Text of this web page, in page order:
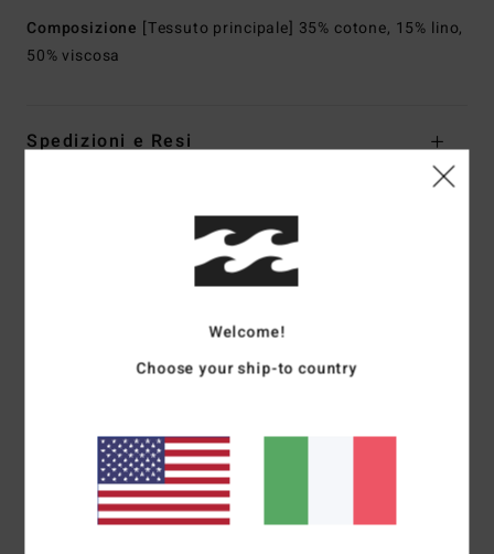
Composizione [Tessuto principale] 35% cotone, 15% lino,
50% viscosa
Spedizioni e Resi
Recensioni dei clienti
5.0/5
basato su1 recensioni verificatedal maggio 2026
Il 100% dei nostri clienti consiglia questo prodotto
Comfort
Welcome!
Choose your ship-to country